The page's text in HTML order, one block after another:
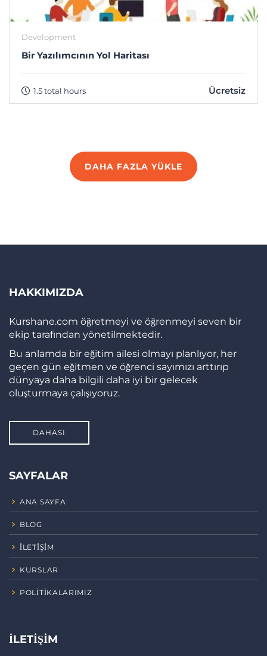
Development
Bir Yazılımcının Yol Haritası
1.5 total hours Ücretsiz
DAHA FAZLA YÜKLE
HAKKIMIZDA
Kurshane.com öğretmeyi ve öğrenmeyi seven bir
ekip tarafından yönetilmektedir.
Bu anlamda bir eğitim ailesi olmayı planlıyor, her
geçen gün eğitmen ve öğrenci sayımızı arttırıp
dünyaya daha bilgili daha iyi bir gelecek
oluşturmaya çalışıyoruz.
DAHASI
SAYFALAR
ANA SAYFA
BLOG
İLETIŞIM
KURSLAR
POLITIKALARIMIZ
İLETIŞIM